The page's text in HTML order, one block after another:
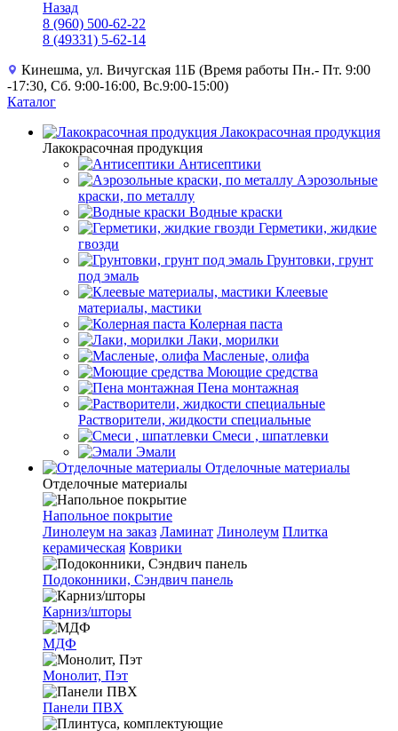
Назад
8 (960) 500-62-22
8 (49331) 5-62-14
Кинешма, ул. Вичугская 11Б (Время работы Пн.- Пт. 9:00
-17:30, Сб. 9:00-16:00, Вс.9:00-15:00)
Каталог
Лакокрасочная продукция
Лакокрасочная продукция
Антисептики
Аэрозольные
краски, по металлу
Водные краски
Герметики, жидкие
гвозди
Грунтовки, грунт
под эмаль
Клеевые
материалы, мастики
Колерная паста
Лаки, морилки
Масленые, олифа
Моющие средства
Пена монтажная
Растворители, жидкости специальные
Смеси , шпатлевки
Эмали
Отделочные материалы
Отделочные материалы
Напольное покрытие
Линолеум на заказ Ламинат Линолеум Плитка
керамическая Коврики
Подоконники, Сэндвич панель
Карниз/шторы
МДФ
Монолит, Пэт
Панели ПВХ